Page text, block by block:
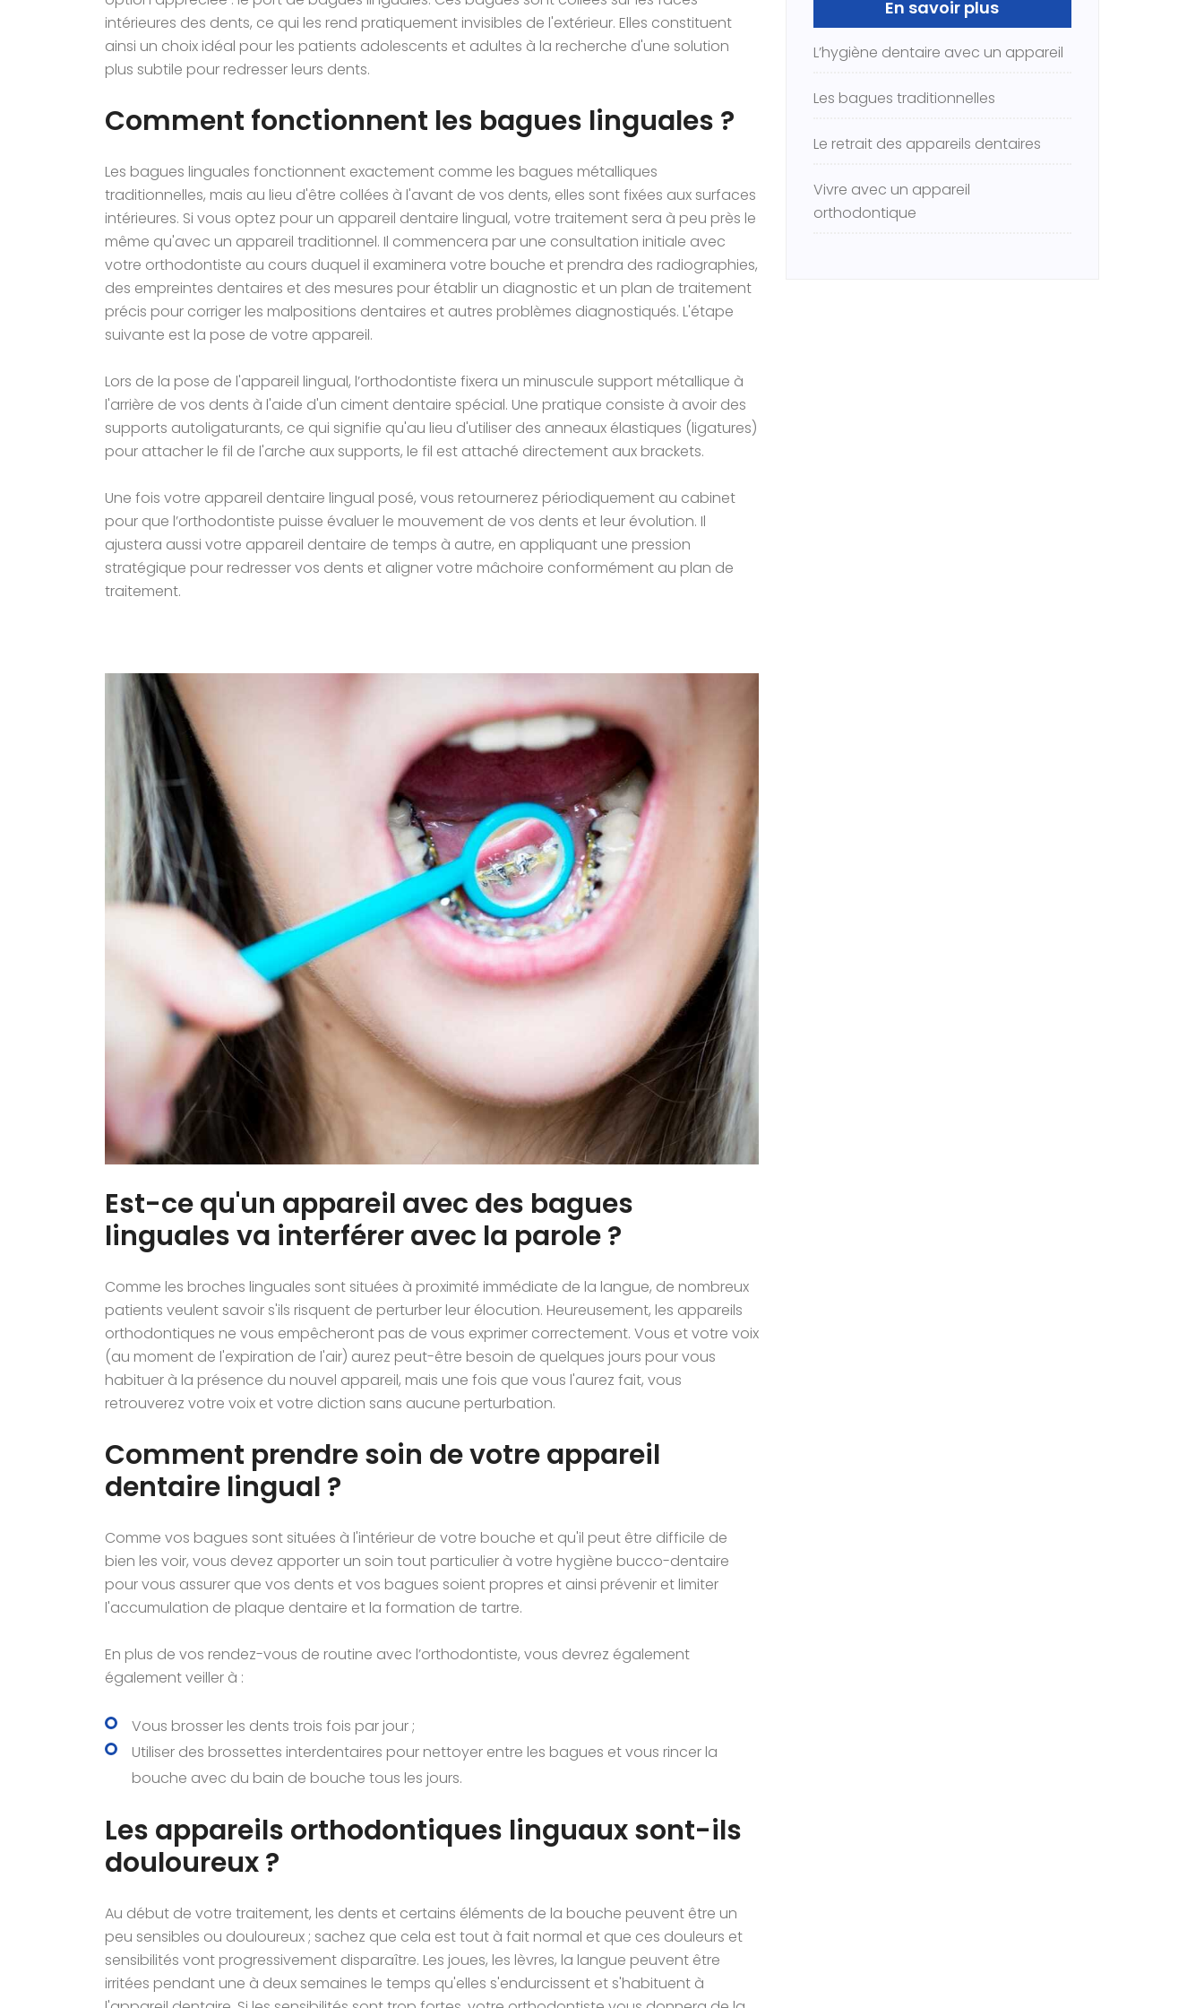
intérieures des dents, ce qui les rend pratiquement invisibles de l'extérieur. Elles constituent
ainsi un choix idéal pour les patients adolescents et adultes à la recherche d'une solution
plus subtile pour redresser leurs dents.
Comment fonctionnent les bagues linguales ?
Les bagues linguales fonctionnent exactement comme les bagues métalliques
traditionnelles, mais au lieu d'être collées à l'avant de vos dents, elles sont fixées aux surfaces
intérieures. Si vous optez pour un appareil dentaire lingual, votre traitement sera à peu près le
même qu'avec un appareil traditionnel. Il commencera par une consultation initiale avec
votre orthodontiste au cours duquel il examinera votre bouche et prendra des radiographies,
des empreintes dentaires et des mesures pour établir un diagnostic et un plan de traitement
précis pour corriger les malpositions dentaires et autres problèmes diagnostiqués. L'étape
suivante est la pose de votre appareil.
Lors de la pose de l'appareil lingual, l’orthodontiste fixera un minuscule support métallique à
l'arrière de vos dents à l'aide d'un ciment dentaire spécial. Une pratique consiste à avoir des
supports autoligaturants, ce qui signifie qu'au lieu d'utiliser des anneaux élastiques (ligatures)
pour attacher le fil de l'arche aux supports, le fil est attaché directement aux brackets.
Une fois votre appareil dentaire lingual posé, vous retournerez périodiquement au cabinet
pour que l’orthodontiste puisse évaluer le mouvement de vos dents et leur évolution. Il
ajustera aussi votre appareil dentaire de temps à autre, en appliquant une pression
stratégique pour redresser vos dents et aligner votre mâchoire conformément au plan de
traitement.
Est-ce qu'un appareil avec des bagues
linguales va interférer avec la parole ?
Comme les broches linguales sont situées à proximité immédiate de la langue, de nombreux
patients veulent savoir s'ils risquent de perturber leur élocution. Heureusement, les appareils
orthodontiques ne vous empêcheront pas de vous exprimer correctement. Vous et votre voix
(au moment de l'expiration de l'air) aurez peut-être besoin de quelques jours pour vous
habituer à la présence du nouvel appareil, mais une fois que vous l'aurez fait, vous
retrouverez votre voix et votre diction sans aucune perturbation.
Comment prendre soin de votre appareil
dentaire lingual ?
Comme vos bagues sont situées à l'intérieur de votre bouche et qu'il peut être difficile de
bien les voir, vous devez apporter un soin tout particulier à votre hygiène bucco-dentaire
pour vous assurer que vos dents et vos bagues soient propres et ainsi prévenir et limiter
l'accumulation de plaque dentaire et la formation de tartre.
En plus de vos rendez-vous de routine avec l’orthodontiste, vous devrez également
également veiller à :
Vous brosser les dents trois fois par jour ;
Utiliser des brossettes interdentaires pour nettoyer entre les bagues et vous rincer la
bouche avec du bain de bouche tous les jours.
Les appareils orthodontiques linguaux sont-ils
douloureux ?
Au début de votre traitement, les dents et certains éléments de la bouche peuvent être un
peu sensibles ou douloureux ; sachez que cela est tout à fait normal et que ces douleurs et
sensibilités vont progressivement disparaître. Les joues, les lèvres, la langue peuvent être
irritées pendant une à deux semaines le temps qu'elles s'endurcissent et s'habituent à
En savoir plus
L’hygiène dentaire avec un appareil
Les bagues traditionnelles
Le retrait des appareils dentaires
Vivre avec un appareil
orthodontique